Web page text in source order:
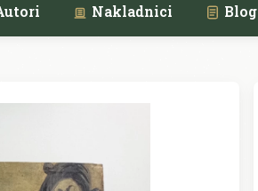
Nakladnici Blog